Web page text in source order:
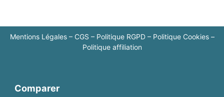
Mentions Légales– CGS – Politique RGPD– Politique Cookies–
Politique affiliation
Comparer